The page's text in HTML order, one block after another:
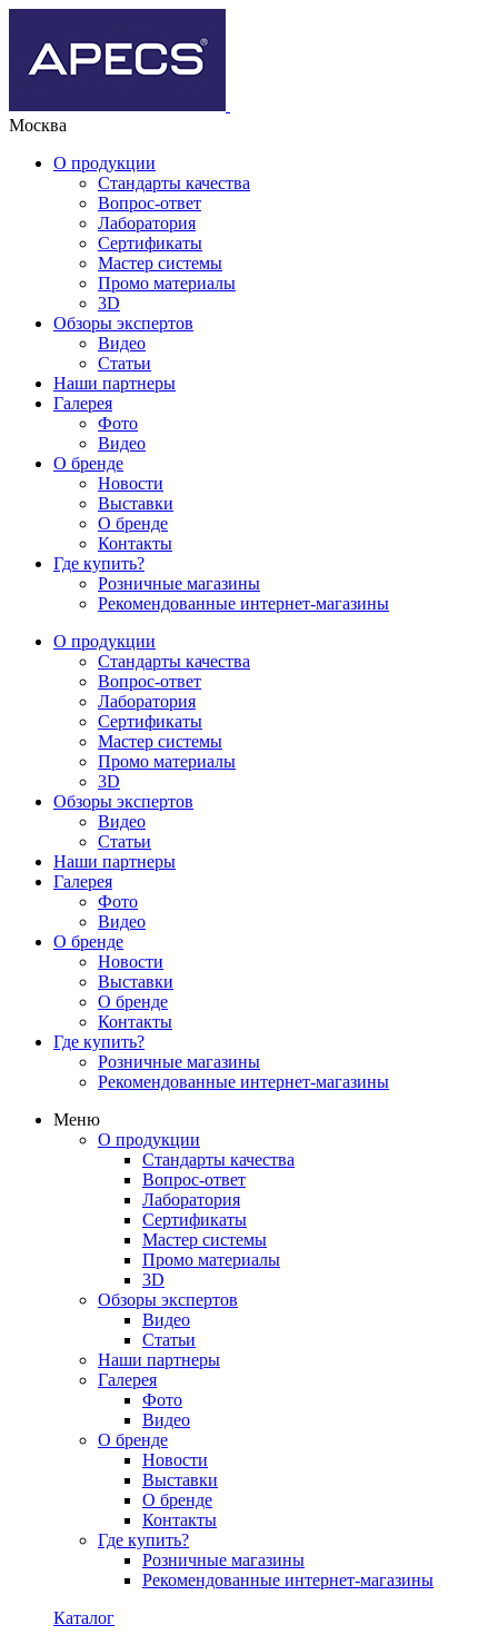
Москва
О продукции
Стандарты качества
Вопрос-ответ
Лаборатория
Сертификаты
Мастер системы
Промо материалы
3D
Обзоры экспертов
Видео
Статьи
Наши партнеры
Галерея
Фото
Видео
О бренде
Новости
Выставки
О бренде
Контакты
Где купить?
Розничные магазины
Рекомендованные интернет-магазины
О продукции
Стандарты качества
Вопрос-ответ
Лаборатория
Сертификаты
Мастер системы
Промо материалы
3D
Обзоры экспертов
Видео
Статьи
Наши партнеры
Галерея
Фото
Видео
О бренде
Новости
Выставки
О бренде
Контакты
Где купить?
Розничные магазины
Рекомендованные интернет-магазины
Меню
О продукции
Стандарты качества
Вопрос-ответ
Лаборатория
Сертификаты
Мастер системы
Промо материалы
3D
Обзоры экспертов
Видео
Статьи
Наши партнеры
Галерея
Фото
Видео
О бренде
Новости
Выставки
О бренде
Контакты
Где купить?
Розничные магазины
Рекомендованные интернет-магазины
Каталог